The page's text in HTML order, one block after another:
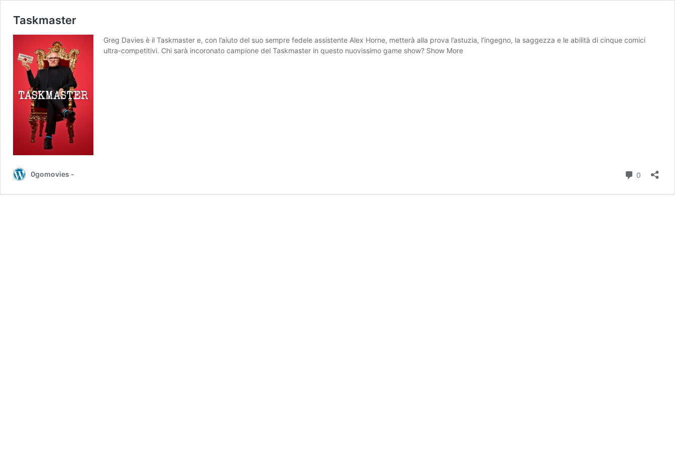
Taskmaster
Greg Davies è il Taskmaster e, con l’aiuto del suo sempre fedele assistente Alex Horne, metterà alla prova l’astuzia, l’ingegno, la saggezza e le abilità di cinque comici
ultra-competitivi. Chi sarà incoronato campione del Taskmaster in questo nuovissimo game show? Show More
0gomovies - 0 Comments